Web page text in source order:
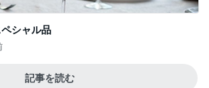
シャル品
記事を読む